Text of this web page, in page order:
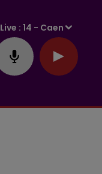
Live :14 - Caen